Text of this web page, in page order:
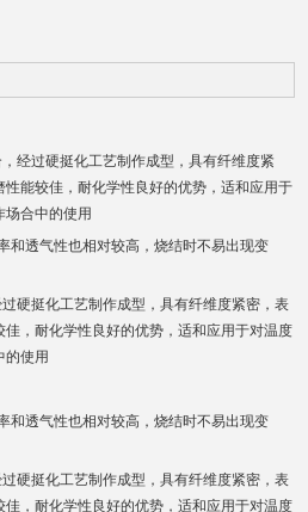
经过硬挺化工艺制作成型，具有纤维度紧
能较佳，耐化学性良好的优势，适和应用于
合中的使用
和透气性也相对较高，烧结时不易出现变
硬挺化工艺制作成型，具有纤维度紧密，表
，耐化学性良好的优势，适和应用于对温度
的使用
和透气性也相对较高，烧结时不易出现变
硬挺化工艺制作成型，具有纤维度紧密，表
，耐化学性良好的优势，适和应用于对温度